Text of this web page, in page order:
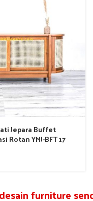
Jepara Buffet
Rotan YMJ-BFT 17
furniture